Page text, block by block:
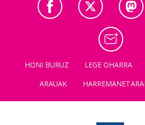
HONI BURUZ LEGE OHARRA
ARAUAK